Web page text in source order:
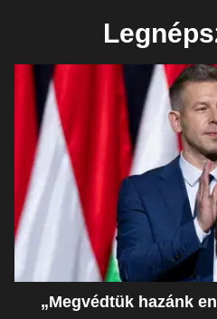
„Megvédtük hazánk